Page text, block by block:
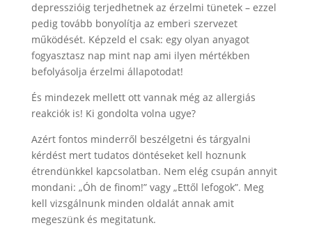
depresszióig terjedhetnek az érzelmi tünetek – ezzel
pedig tovább bonyolítja az emberi szervezet
működését. Képzeld el csak: egy olyan anyagot
fogyasztasz nap mint nap ami ilyen mértékben
befolyásolja érzelmi állapotodat!
És mindezek mellett ott vannak még az allergiás
reakciók is! Ki gondolta volna ugye?
Azért fontos minderről beszélgetni és tárgyalni
kérdést mert tudatos döntéseket kell hoznunk
étrendünkkel kapcsolatban. Nem elég csupán annyit
mondani: „Óh de finom!” vagy „Ettől lefogok”. Meg
kell vizsgálnunk minden oldalát annak amit
megeszünk és megitatunk.